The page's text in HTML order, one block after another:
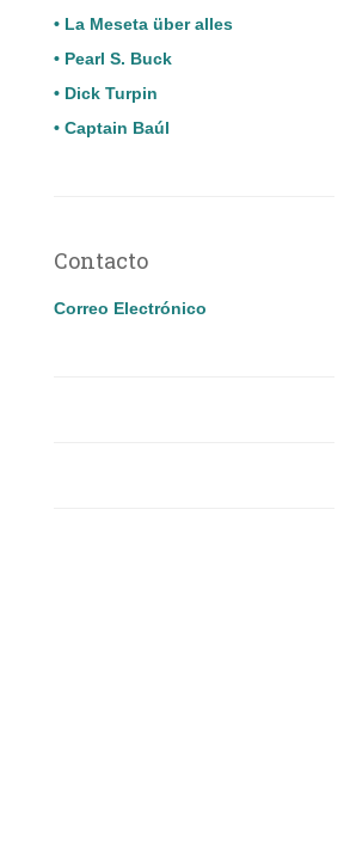
• La Meseta über alles
• Pearl S. Buck
• Dick Turpin
• Captain Baúl
Contacto
Correo Electrónico